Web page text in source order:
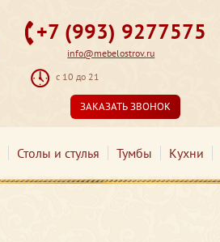
+7 (993) 9277575
info@mebelostrov.ru
с 10 до 21
ЗАКАЗАТЬ ЗВОНОК
Столы и стулья Тумбы Кухни